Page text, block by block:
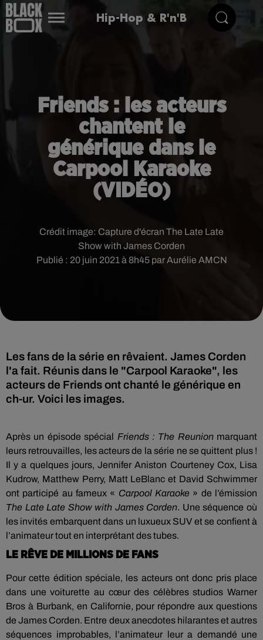
Hip-Hop & R'n'B
Friends : les acteurs
chantent le
générique dans le
Carpool Karaoke
(VIDÉO)
Publié : 20 juin 2021 à 8h45 par Aurélie AMCN
Crédit image: Capture d'écran The Late Late
Show with James Corden
Les fans de la série en rêvaient. James Corden
l'a fait. Réunis dans le "Carpool Karaoke", les
acteurs de Friends ont chanté le générique en
ch-ur. Voici les images.
Après un épisode spécial Friends : The Reunionmarquant
leurs retrouvailles, les acteurs de la série ne se quittent plus !
Il y a quelques jours, Jennifer Aniston Courteney Cox, Lisa
Kudrow, Matthew Perry, Matt LeBlanc et David Schwimmer
ont participé au fameux « Carpool Karaoke » de l’émission
The Late Late Show with James Corden. Une séquence où
les invités embarquent dans un luxueux SUV et se confient à
l’animateur tout en interprétant des tubes.
LE RÊVE DE MILLIONS DE FANS
Pour cette édition spéciale, les acteurs ont donc pris place
dans une voiturette au cœur des célèbres studios Warner
Bros à Burbank, en Californie, pour répondre aux questions
de James Corden. Entre deux anecdotes hilarantes et autres
séquences improbables, l’animateur leur a demandé une